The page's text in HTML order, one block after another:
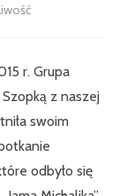
r. Grupa
z naszej
swoim
odbyło się